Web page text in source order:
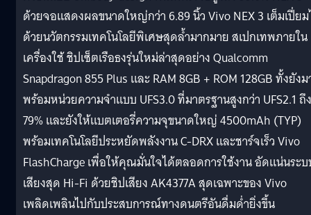
ด้วยจอแสดงผลขนาดใหญ่กว่า 6.89 นิ้ว Vivo NEX 3 เต็มเปี่ย
ด้วยนวัตกรรมเทคโนโลยีพิเศษสุดล้ำมากมาย สเปกเทพภายใน
เครื่องใช้ ชิปเซ็ตเรือธงรุ่นใหม่ล่าสุดอย่าง Qualcomm
Snapdragon 855 Plus และ RAM 8GB + ROM 128GB ทั้งยัง
พร้อมหน่วยความจำแบบ UFS3.0 ที่มาตรฐานสูงกว่า UFS2.1 ถึง
79% และยังให้แบตเตอรี่ความจุขนาดใหญ่ 4500mAh (TYP)
พร้อมเทคโนโลยีประหยัดพลังงาน C-DRX และชาร์จเร็ว Vivo
FlashCharge เพื่อให้คุณมั่นใจได้ตลอดการใช้งาน อัดแน่นระ
เสียงสุด Hi-Fi ด้วยชิปเสียง AK4377A สุดเฉพาะของ Vivo
เพลิดเพลินไปกับประสบการณ์ทางดนตรีอันดื่มด่ำยิ่งขึ้น